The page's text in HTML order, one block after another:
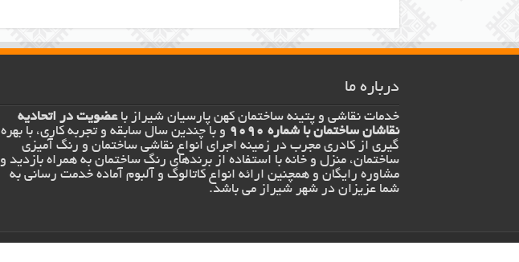
درباره ما
خدمات نقاشی و پتینه ساختمان کهن پارسیان شیراز باعضویت در اتحادیه
نقاشان ساختمان با شماره 9090
و با چندین سال سابقه و تجربه کاری، با بهره
گیری از کادری مجرب در زمینه اجرای انواع نقاشی ساختمان و رنگ آمیزی
ساختمان، منزل و خانه با استفاده از برندهای رنگ ساختمان به همراه بازدید و
مشاوره رایگان و همچنین ارائه انواع کاتالوگ و آلبوم آماده خدمت رسانی به
شما عزیزان در شهر شیراز می باشد.